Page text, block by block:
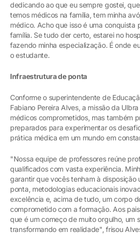
dedicando ao que eu sempre gostei,
temos médicos na família, tem minha
médico. Acho que isso é uma conquista
família. Se tudo der certo, estarei no
fazendo minha especialização. É onde
o estudante.
Infraestrutura de ponta
Conforme o superintendente de
Fabiano Pereira Alves, a missão da
médicos comprometidos, mas também
preparados para experimentar os
prática médica em um mundo em
"Nossa equipe de professores reúne
qualificados com vasta experiência.
garantir que vocês tenham à disposição
ponta, metodologias educacionais
excelência e, acima de tudo, um corpo
comprometido com a formação. Aos
que é um começo de muito orgulho, um
transformando em realidade", frisou